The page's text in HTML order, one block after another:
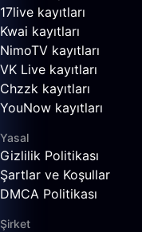
17live kayıtları
Kwai kayıtları
NimoTV kayıtları
VK Live kayıtları
Chzzk kayıtları
YouNow kayıtları
Yasal
Gizlilik Politikası
Şartlar ve Koşullar
DMCA Politikası
Şirket